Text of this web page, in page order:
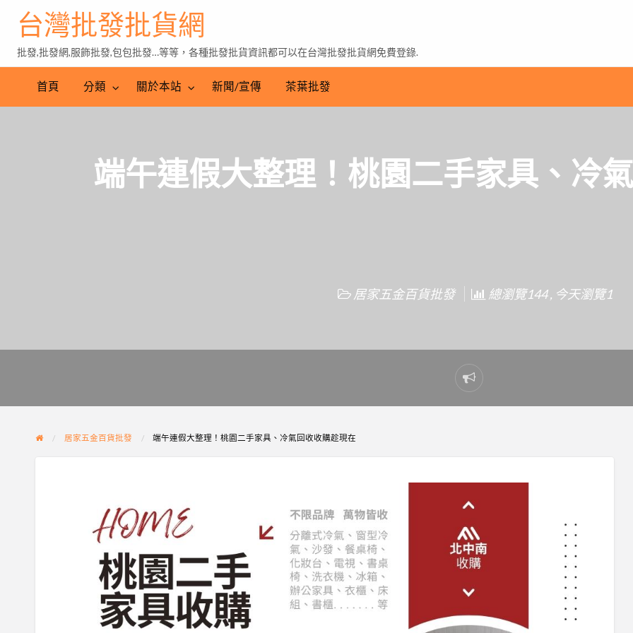
茶
發
台灣批發批貨網
批發,批發網,服飾批發,包包批發…等等，各種批發批貨資訊都可以在台灣批發批貨網免費登錄.
首頁 分類 關於本站 新聞/宣傳 茶葉批發
端午連假大整理！桃園二手家具、冷
居家五金百貨批發 總瀏覽144 , 今天瀏覽1
Report
problem
居家五金百貨批發 端午連假大整理！桃園二手家具、冷氣回收收購趁現在